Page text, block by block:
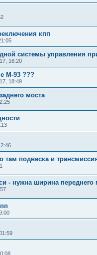
кпп
системы управления
16:20
М-93 ???
18:49
моста
там подвеска и
- нужна ширина